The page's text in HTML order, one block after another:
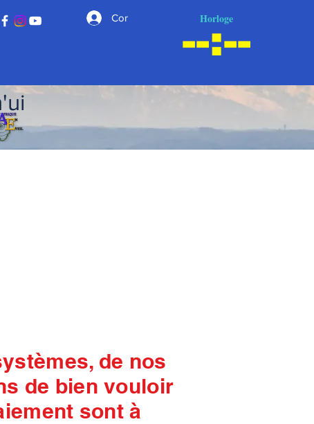
Connexion Horloge
de nos
de bien vouloir
sont à